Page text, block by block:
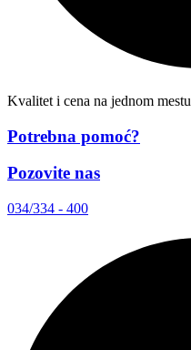
Kvalitet i cena na jednom mestu
Potrebna pomoć?
Pozovite nas
034/334 - 400